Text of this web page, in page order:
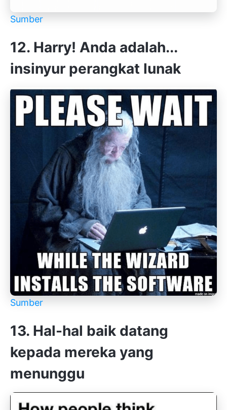
Sumber
12. Harry! Anda adalah...
insinyur perangkat lunak
Sumber
13. Hal-hal baik datang
kepada mereka yang
menunggu